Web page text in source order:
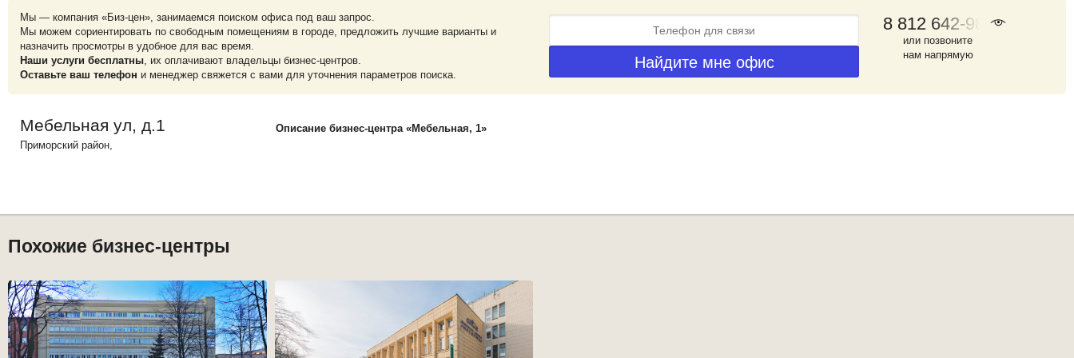
Мы — компания «Биз-цен», занимаемся поиском офиса под ваш запрос.
Мы можем сориентировать по свободным помещениям в городе, предложить лучшие варианты и
назначить просмотры в удобное для вас время.
Наши услуги бесплатны, их оплачивают владельцы бизнес-центров.
Оставьте ваш телефон и менеджер свяжется с вами для уточнения параметров поиска.
8 812 642-98-46
или позвоните
нам напрямую
Мебельная ул, д.1
Приморский район,
Описание бизнес-центра «Мебельная, 1»
Похожие бизнес-центры